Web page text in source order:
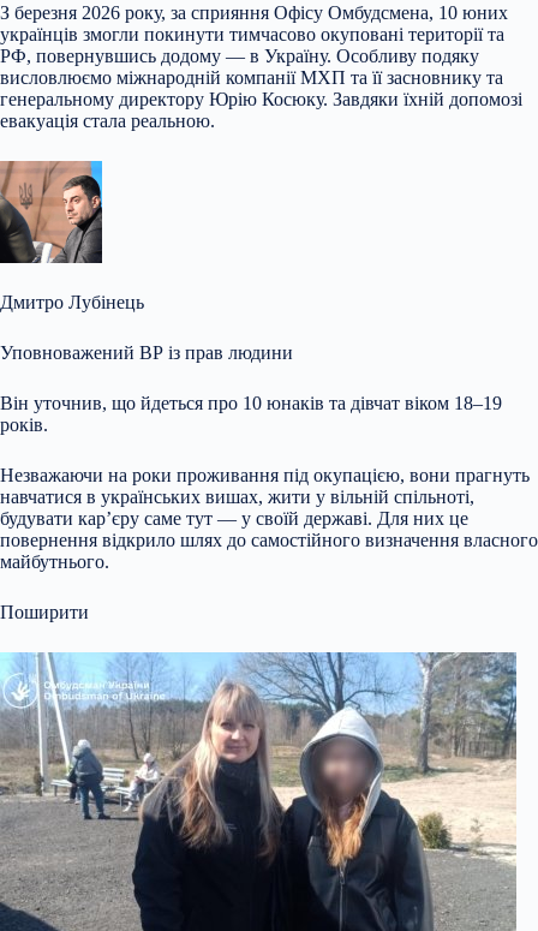
З березня 2026 року, за сприяння Офісу Омбудсмена, 10 юних
українців змогли покинути тимчасово окуповані території та
РФ, повернувшись додому — в Україну. Особливу подяку
висловлюємо міжнародній компанії МХП та її засновнику та
генеральному директору Юрію Косюку. Завдяки їхній допомозі
евакуація стала реальною.
Дмитро Лубінець
Уповноважений ВР із прав людини
Він уточнив, що йдеться про 10 юнаків та дівчат віком 18–19
років.
Незважаючи на роки проживання під окупацією, вони прагнуть
навчатися в українських вишах, жити у вільній спільноті,
будувати кар’єру саме тут — у своїй державі. Для них це
повернення відкрило шлях до самостійного визначення власного
майбутнього.
Поширити